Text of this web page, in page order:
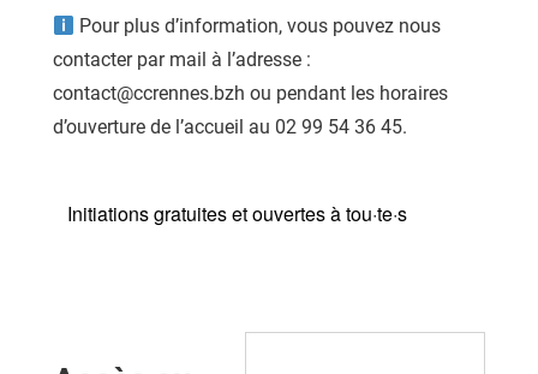
Pour plus d’information, vous pouvez nous
contacter par mail à l’adresse :
contact@ccrennes.bzh ou pendant les horaires
d’ouverture de l’accueil au 02 99 54 36 45.
Initiations gratuites et ouvertes à tou·te·s